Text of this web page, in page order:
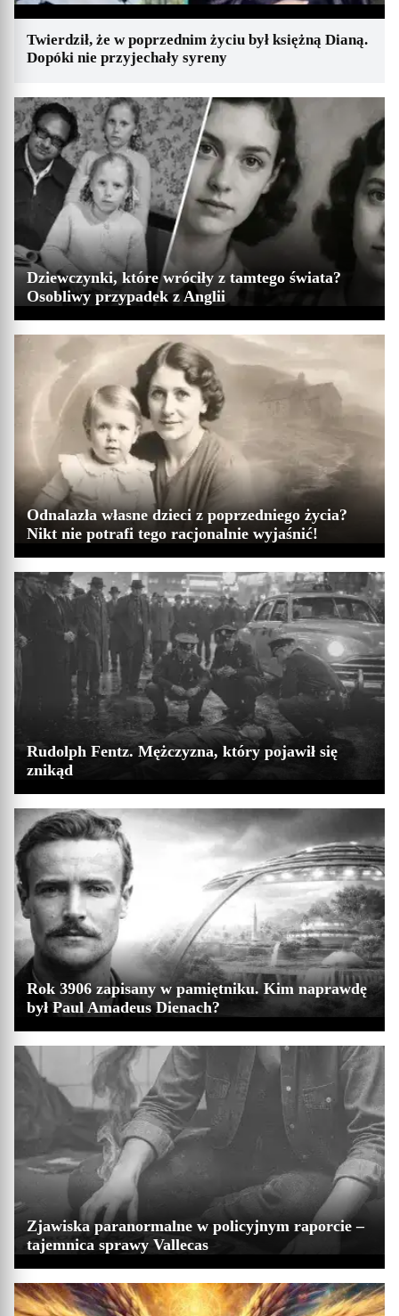
Twierdził, że w poprzednim życiu był księżną Dianą.
Dopóki nie przyjechały syreny
Dziewczynki, które wróciły z tamtego świata?
Osobliwy przypadek z Anglii
Odnalazła własne dzieci z poprzedniego życia?
Nikt nie potrafi tego racjonalnie wyjaśnić!
Rudolph Fentz. Mężczyzna, który pojawił się
znikąd
Rok 3906 zapisany w pamiętniku. Kim naprawdę
był Paul Amadeus Dienach?
Zjawiska paranormalne w policyjnym raporcie –
tajemnica sprawy Vallecas